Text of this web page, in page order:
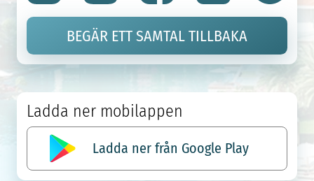
Ladda ner mobilappen
Ladda ner från Google Play
BEGÄR ETT SAMTAL TILLBAKA